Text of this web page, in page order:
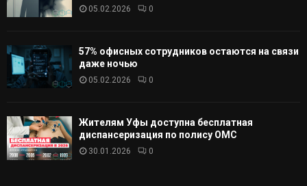
05.02.2026 0
57% офисных сотрудников остаются на связи
даже ночью
05.02.2026 0
Жителям Уфы доступна бесплатная
диспансеризация по полису ОМС
30.01.2026 0